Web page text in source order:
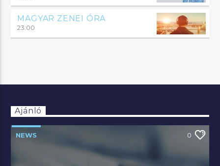
MAGYAR ZENEI ÓRA
23:00
Ajánló
NEWS 0